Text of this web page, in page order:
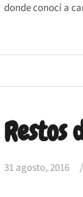
donde conocí a
Restos
31 agosto, 2016